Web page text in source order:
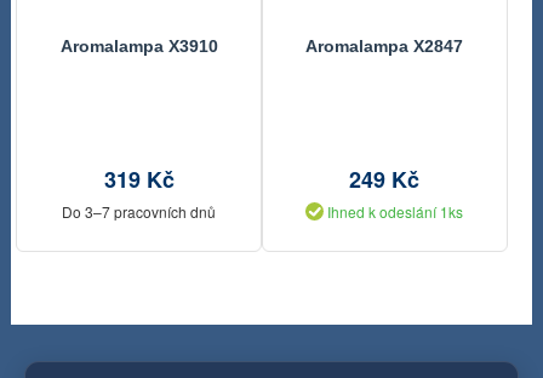
Aromalampa X3910
319 Kč
Do 3–7 pracovních dnů
Aromalampa X2847
249 Kč
Ihned k odeslání 1ks